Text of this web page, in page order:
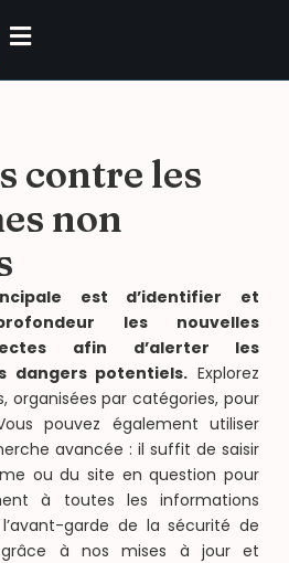
contre les
non
est d’identifier et
les nouvelles
afin d’alerter les
dangers potentiels. Explorez
organisées par catégories, pour
pouvez également utiliser
avancée : il suffit de saisir
ou du site en question pour
à toutes les informations
garde de la sécurité de
grâce à nos mises à jour et